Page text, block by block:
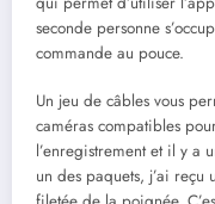
seconde personne
commande au pouce.
Un jeu de câbles vous
caméras compatibles
l’enregistrement et il y a
un des paquets, j’ai